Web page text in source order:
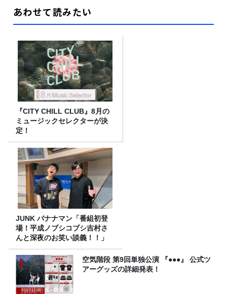
あわせて読みたい
『CITY CHILL CLUB』8月の
ミュージックセレクターが決
定！
JUNK バナナマン「番組初登
場！平成ノブシコブシ吉村さ
んと深夜のお笑い談義！！」
空気階段 第9回単独公演 『●●●』 公式ツ
アーグッズの詳細発表！